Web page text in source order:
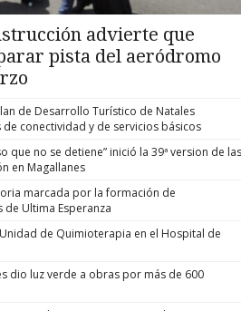
advierte que
pista del aeródromo
de Desarrollo Turístico de Natales
conectividad y de servicios básicos
que no se detiene” inició la 39ª version de las
en Magallanes
marcada por la formación de
Ultima Esperanza
de Quimioterapia en el Hospital de
dio luz verde a obras por más de 600